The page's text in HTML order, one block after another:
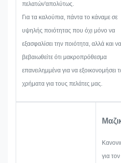
πελατών'απολύτως.
Για τα καλούπια, πάντα το κάναμε σε
υψηλής ποιότητας που όχι μόνο να
εξασφαλίσει την ποιότητα, αλλά και να
βεβαιωθείτε ότι μακροπρόθεσμα
επανειλημμένα για να εξοικονομήσει
χρήματα για τους πελάτες μας.
για